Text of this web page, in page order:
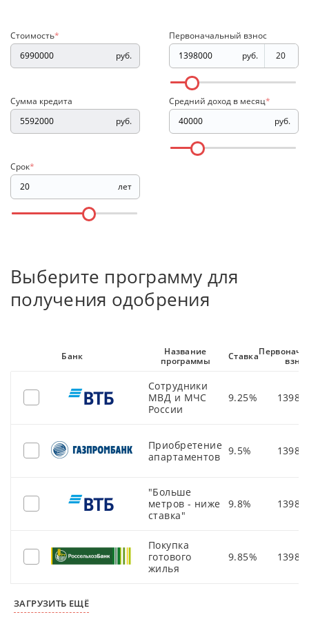
Стоимость*
руб.
Первоначальный взнос
руб.
Сумма кредита
руб.
Средний доход в месяц*
руб.
Срок*
лет
Выберите программу для
получения одобрения
Банк
Название
программы
Ставка
взнос
Сотрудники
МВД и МЧС
России
9.25%
Приобретение
апартаментов
9.5%
"Больше
метров - ниже
ставка"
9.8%
Покупка
готового
жилья
9.85%
ЗАГРУЗИТЬ ЕЩЁ